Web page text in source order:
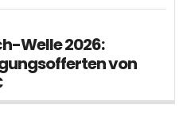
Welle 2026:
von